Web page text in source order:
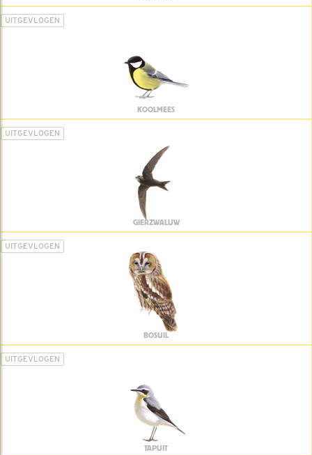
UITGEVLOGEN
KOOLMEES
UITGEVLOGEN
GIERZWALUW
UITGEVLOGEN
BOSUIL
UITGEVLOGEN
TAPUIT